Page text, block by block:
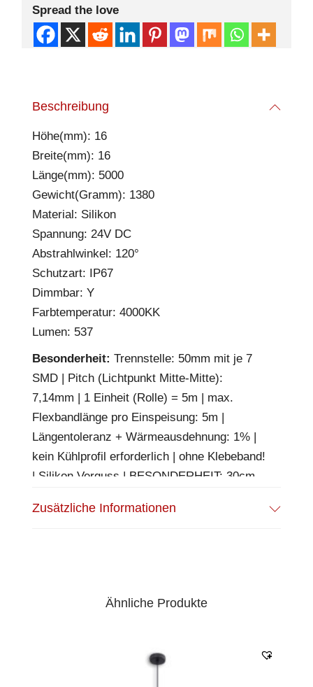
Spread the love
Beschreibung
Höhe(mm): 16
Breite(mm): 16
Länge(mm): 5000
Gewicht(Gramm): 1380
Material: Silikon
Spannung: 24V DC
Abstrahlwinkel: 120°
Schutzart: IP67
Dimmbar: Y
Farbtemperatur: 4000KK
Lumen: 537
Besonderheit: Trennstelle: 50mm mit je 7
SMD | Pitch (Lichtpunkt Mitte-Mitte):
7,14mm | 1 Einheit (Rolle) = 5m | max.
Flexbandlänge pro Einspeisung: 5m |
Längentoleranz + Wärmeausdehnung: 1% |
kein Kühlprofil erforderlich | ohne Klebeband!
| Silikon Verguss | BESONDERHEIT: 30cm
Anschluß stirnseitig | HINWEIS: in der Breite
Zusätzliche Informationen
Ähnliche Produkte